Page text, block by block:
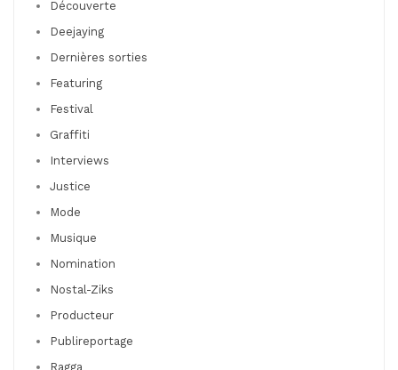
Découverte
Deejaying
Dernières sorties
Featuring
Festival
Graffiti
Interviews
Justice
Mode
Musique
Nomination
Nostal-Ziks
Producteur
Publireportage
Ragga